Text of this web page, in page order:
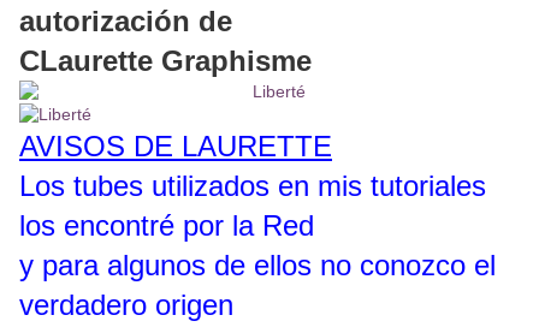
autorización de
CLaurette Graphisme
AVISOS DE LAURETTE
Los tubes utilizados en mis tutoriales
los encontré por la Red
y para algunos de ellos no conozco el
verdadero origen